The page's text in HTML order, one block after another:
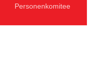
Personenkomitee